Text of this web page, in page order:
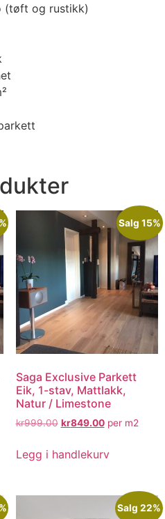
(tøft og rustikk)
Salg 15%
Saga Exclusive Parkett
Eik, 1-stav, Mattlakk,
Natur / Limestone
kr999.00 kr849.00per m2
Legg i handlekurv
Salg 22%